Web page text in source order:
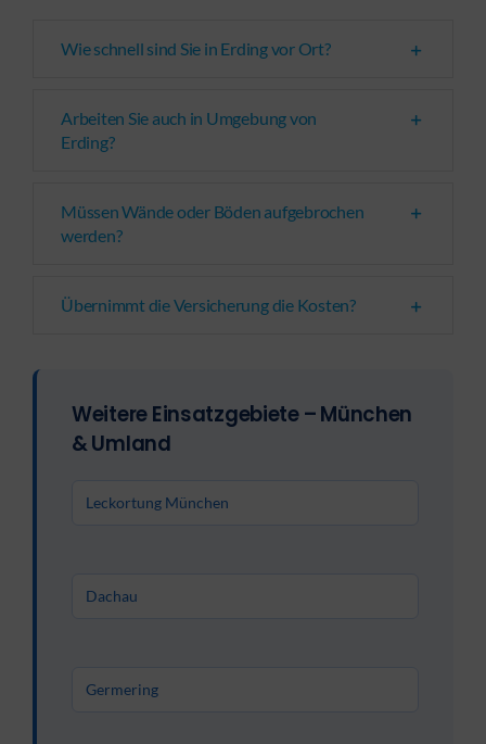
Wie schnell sind Sie in Erding vor Ort?
Arbeiten Sie auch in Umgebung von
Erding?
Müssen Wände oder Böden aufgebrochen
werden?
Übernimmt die Versicherung die Kosten?
Weitere Einsatzgebiete – München
& Umland
Leckortung München
Dachau
Germering